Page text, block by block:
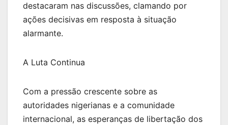
destacaram nas discussões, clamando por
ações decisivas em resposta à situação
alarmante.
A Luta Continua
Com a pressão crescente sobre as
autoridades nigerianas e a comunidade
internacional, as esperanças de libertação dos